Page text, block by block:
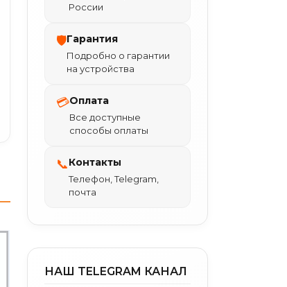
России
🛡Гарантия
Подробно о гарантии
на устройства
💳Оплата
Все доступные
способы оплаты
📞Контакты
Телефон, Telegram,
почта
НАШ TELEGRAM КАНАЛ